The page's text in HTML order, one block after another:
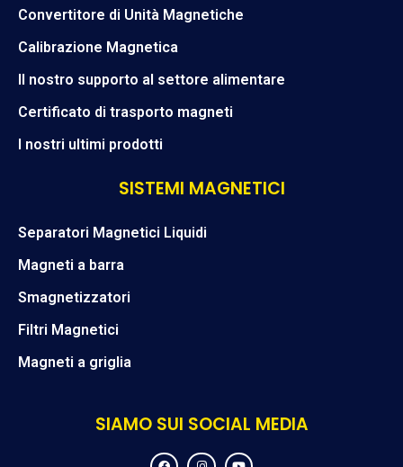
Convertitore di Unità Magnetiche
Calibrazione Magnetica
Il nostro supporto al settore alimentare
Certificato di trasporto magneti
I nostri ultimi prodotti
SISTEMI MAGNETICI
Separatori Magnetici Liquidi
Magneti a barra
Smagnetizzatori
Filtri Magnetici
Magneti a griglia
SIAMO SUI SOCIAL MEDIA
F I Y